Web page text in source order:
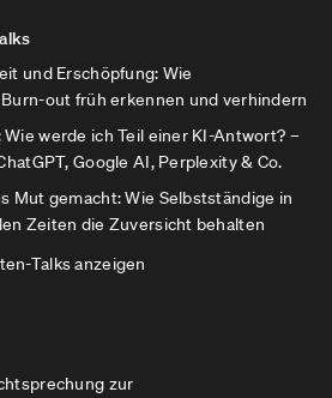
und Erschöpfung: Wie
out früh erkennen und verhindern
werde ich Teil einer KI-Antwort? –
Google AI, Perplexity & Co.
Mut gemacht: Wie Selbstständige in
Zeiten die Zuversicht behalten
Talks anzeigen
zur